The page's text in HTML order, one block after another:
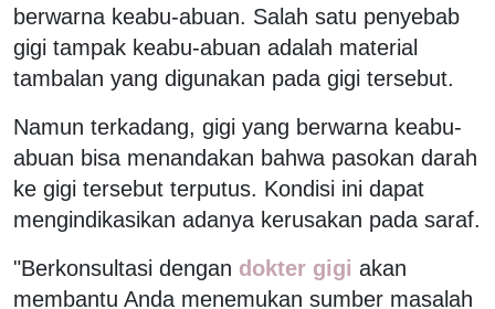
berwarna keabu-abuan. Salah satu penyebab
gigi tampak keabu-abuan adalah material
tambalan yang digunakan pada gigi tersebut.
Namun terkadang, gigi yang berwarna keabu-
abuan bisa menandakan bahwa pasokan darah
ke gigi tersebut terputus. Kondisi ini dapat
mengindikasikan adanya kerusakan pada saraf.
"Berkonsultasi dengan dokter gigi akan
membantu Anda menemukan sumber masalah